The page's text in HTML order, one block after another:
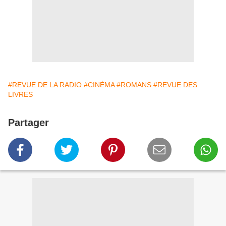
#REVUE DE LA RADIO #CINÉMA #ROMANS #REVUE DES
LIVRES
Partager